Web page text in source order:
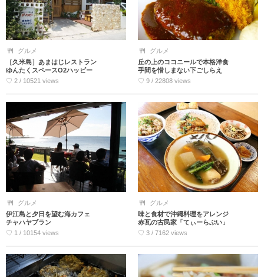
グルメ
［久米島］あまはじレストラン
ゆんたくスペースO2ハッピー
♡ 2 / 10521 views
グルメ
丘の上のココニールで本格洋食
手間を惜しまない下ごしらえ
♡ 9 / 22808 views
グルメ
伊江島と夕日を望む海カフェ
チャハヤブラン
♡ 1 / 10154 views
グルメ
味と食材で沖縄料理をアレンジ
赤瓦の古民家「てぃーらぶい」
♡ 3 / 7162 views